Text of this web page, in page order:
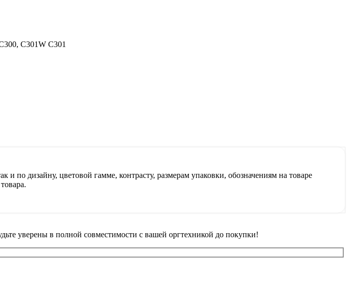
C301W C301
по дизайну, цветовой гамме, контрасту, размерам упаковки, обозначениям на товаре
уверены в полной совместимости с вашей оргтехникой до покупки!